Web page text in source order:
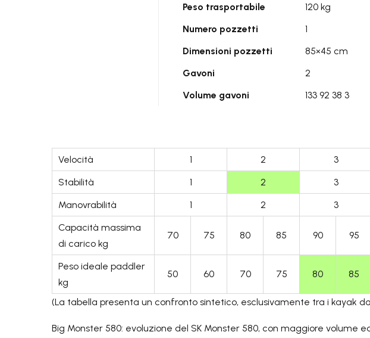
Peso trasportabile
120 kg
Numero pozzetti
1
Dimensioni pozzetti
85×45 cm
Gavoni
2
Volume gavoni
133 92 38 3
Velocità 1 2 3
Stabilità
1 2 3
Manovrabilità
1 2 3
Capacità massima
di carico kg
70 75 80 85 90 95
Peso ideale paddler
kg
50 60 70 75 80 85
(La tabella presenta un confronto sintetico, esclusivamente tra i kayak
Big Monster 580: evoluzione del SK Monster 580, con maggiore